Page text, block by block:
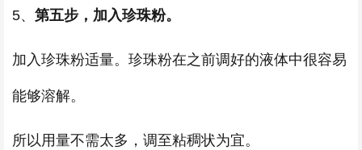
5、 第五步，加入珍珠粉。
加入珍珠粉适量。珍珠粉在之前调好的液体中很容易
能够溶解。
所以用量不需太多，调至粘稠状为宜。